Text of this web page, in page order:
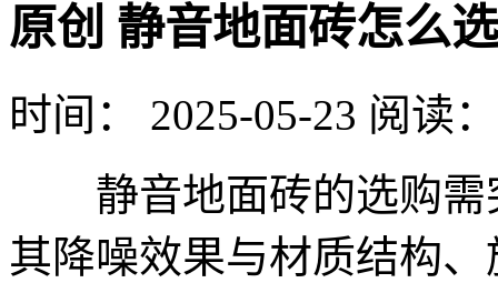
原创 静音地面砖怎么
时间： 2025-05-23 阅读
静音地面砖的选购需
其降噪效果与材质结构